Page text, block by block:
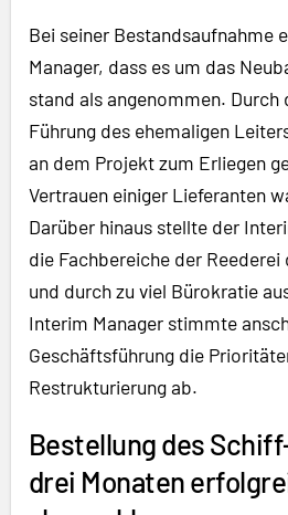
Bei seiner Bestandsaufnahme
Manager, dass es um das
stand als angenommen.
Führung des ehemaligen
an dem Projekt zum Erliegen
Vertrauen einiger Lieferanten
Darüber hinaus stellte der
die Fachbereiche der
und durch zu viel Bürokratie
Interim Manager stimmte
Geschäftsführung die
Restrukturierung ab.
Bestellung des
drei Monaten